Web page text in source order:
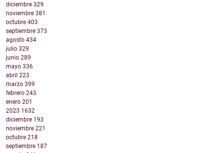
diciembre 329
noviembre 381
octubre 403
septiembre 373
agosto 434
julio 329
junio 289
mayo 336
abril 223
marzo 399
febrero 243
enero 201
2023 1632
diciembre 193
noviembre 221
octubre 218
septiembre 187